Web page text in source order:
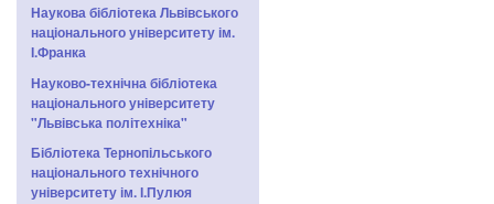
Наукова бібліотека Львівського
національного університету ім.
І.Франка
Науково-технічна бібліотека
національного університету
"Львівська політехніка"
Бібліотека Тернопільського
національного технічного
університету ім. І.Пулюя